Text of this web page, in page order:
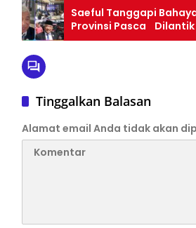
Saeful Tanggapi
Provinsi Pasca Dilantik
Tinggalkan Balasan
Alamat email Anda tidak akan